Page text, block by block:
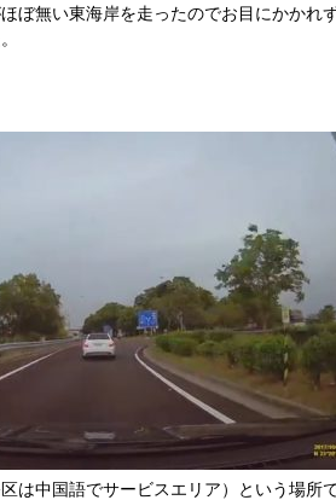
ぼ無い東海岸を走ったのでお目にかかれ
区は中国語でサービスエリア）という場所